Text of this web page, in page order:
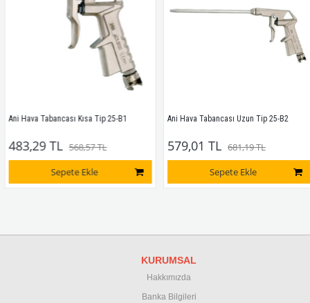
Ani Hava Tabancası Kısa Tip 25-B1
483,29 TL 568,57 TL
Sepete Ekle
Ani Hava Tabancası Uzun Tip 25-B2
579,01 TL
681,19 TL
Sepete Ekle
KURUMSAL
Hakkımızda
Banka Bilgileri